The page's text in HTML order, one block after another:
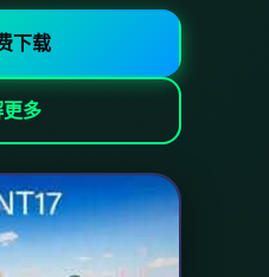
下载
多